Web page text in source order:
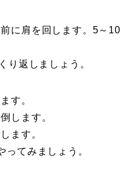
に肩を回します。5～10
り返しましょう。
す。
します。
ます。
ってみましょう。